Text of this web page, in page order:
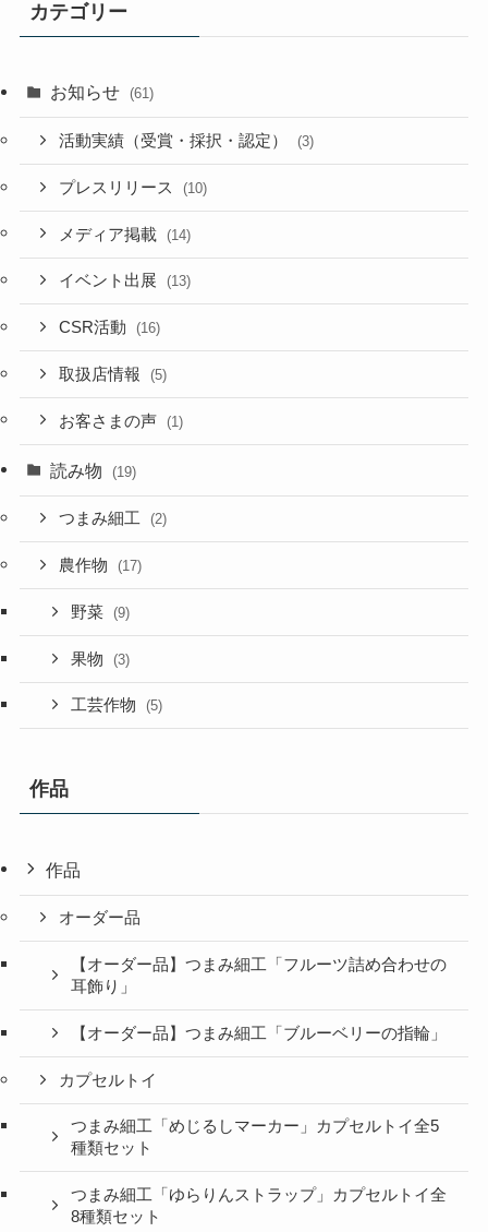
カテゴリー
お知らせ (61)
活動実績（受賞・採択・認定） (3)
プレスリリース (10)
メディア掲載 (14)
イベント出展 (13)
CSR活動 (16)
取扱店情報 (5)
お客さまの声 (1)
読み物 (19)
つまみ細工 (2)
農作物 (17)
野菜 (9)
果物 (3)
工芸作物 (5)
作品
作品
オーダー品
【オーダー品】つまみ細工「フルーツ詰め合わせの
耳飾り」
【オーダー品】つまみ細工「ブルーベリーの指輪」
カプセルトイ
つまみ細工「めじるしマーカー」カプセルトイ全5
種類セット
つまみ細工「ゆらりんストラップ」カプセルトイ全
8種類セット